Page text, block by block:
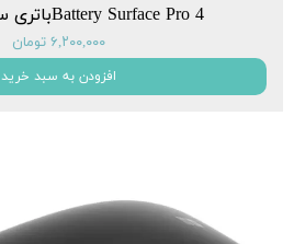
Battery Surface Pro 4باتری سرفیس پرو4
۶,۲۰۰,۰۰۰ تومان
افزودن به سبد خرید